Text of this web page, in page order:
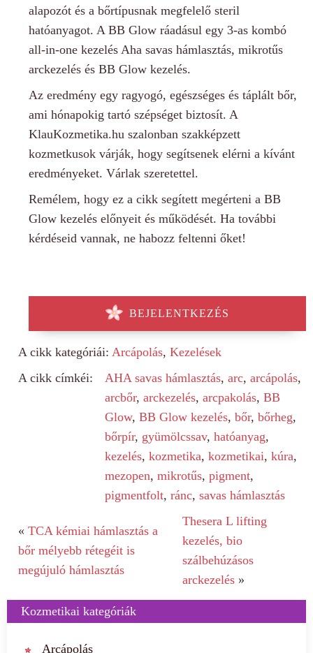
alapozót és a bőrtípusnak megfelelő steril
hatóanyagot. A BB Glow ráadásul egy 3-as kombó
all-in-one kezelés Aha savas hámlasztás, mikrotűs
arckezelés és BB Glow kezelés.
Az eredmény egy ragyogó, egészséges és táplált bőr,
ami hónapokig tartó szépséget biztosít. A
KlauKozmetika.hu szalonban szakképzett
kozmetkusok várják, hogy segítsenek elérni a kívánt
eredményeket. Várlak szeretettel.
Remélem, hogy ez a cikk segített megérteni a BB
Glow kezelés előnyeit és működését. Ha további
kérdéseid vannak, ne habozz feltenni őket!
BEJELENTKEZÉS
A cikk kategóriái: Arcápolás,Kezelések
A cikk címkéi:
AHA savas hámlasztás,arc,arcápolás,
arcbőr,arckezelés,arcpakolás,BB
Glow,BB Glow kezelés,bőr,bőrheg,
bőrpír, gyümölcssav,hatóanyag,
kezelés,kozmetika,kozmetikai,kúra,
mezopen,mikrotűs,pigment,
pigmentfolt,ránc,savas hámlasztás
« TCA kémiai hámlasztás a
bőr mélyebb rétegéit is
megújuló hámlasztás
Thesera L lifting
kezelés, bio
szálbehúzásos
arckezelés »
Kozmetikai kategóriák
Arcápolás